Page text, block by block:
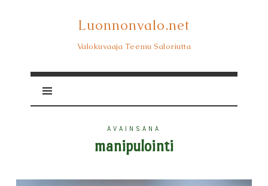
Luonnonvalo.net
Luonnonvalo.net
Valokuvaaja Teemu Saloriutta
AVAINSANA
manipulointi